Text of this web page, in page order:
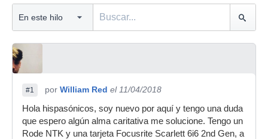
#1 por William Red el 11/04/2018
Hola hispasónicos, soy nuevo por aquí y tengo una duda
que espero algún alma caritativa me solucione. Tengo un
Rode NTK y una tarjeta Focusrite Scarlett 6i6 2nd Gen, a